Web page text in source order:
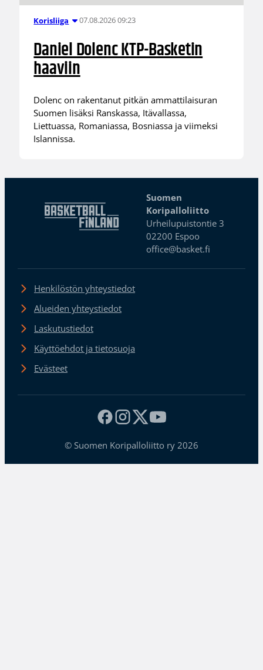
Korisliiga 07.08.2026 09:23
Daniel Dolenc KTP-Basketin
haaviin
Dolenc on rakentanut pitkän ammattilaisuran
Suomen lisäksi Ranskassa, Itävallassa,
Liettuassa, Romaniassa, Bosniassa ja viimeksi
Islannissa.
Suomen
Koripalloliitto
Urheilupuistontie 3
02200 Espoo
office@basket.fi
Henkilöstön yhteystiedot
Alueiden yhteystiedot
Laskutustiedot
Käyttöehdot ja tietosuoja
Evästeet
© Suomen Koripalloliitto ry 2026